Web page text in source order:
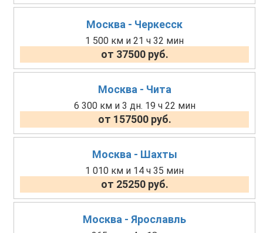
Москва - Черкесск
1 500 км и 21 ч 32 мин
от 37500 руб.
Москва - Чита
6 300 км и 3 дн. 19 ч 22 мин
от 157500 руб.
Москва - Шахты
1 010 км и 14 ч 35 мин
от 25250 руб.
Москва - Ярославль